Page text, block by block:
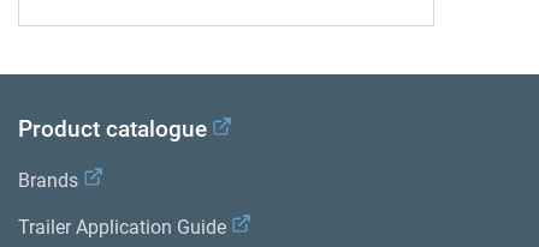
Product catalogue
Brands
Trailer Application Guide